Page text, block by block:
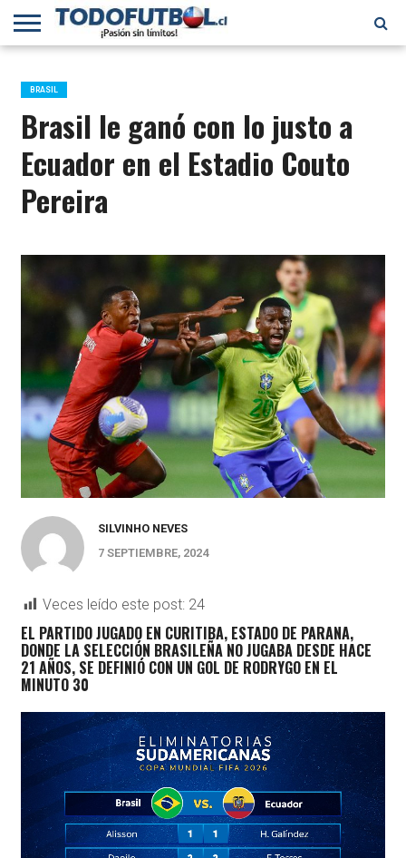
PRIMERA
B
SELECCIÓN
CHILENA
CHILENOS
EN EL
MUNDO
FÚTBOL
INTERNACIONAL
BRASIL
Brasil le ganó con lo justo a
Ecuador en el Estadio Couto
Pereira
SILVINHO NEVES
7 SEPTIEMBRE, 2024
Veces leído este post: 24
EL PARTIDO JUGADO EN CURITIBA, ESTADO DE PARANA,
DONDE LA SELECCIÓN BRASILEÑA NO JUGABA DESDE HACE
21 AÑOS, SE DEFINIÓ CON UN GOL DE RODRYGO EN EL
MINUTO 30